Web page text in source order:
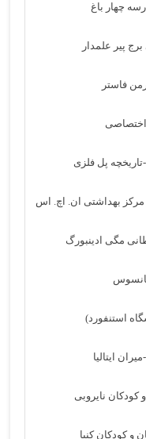
چهار باغ
پیر علمدار
اختصاصی
پل فلزی
مرکز بهداشتی ان. اچ. اس
مگی ادینبورگ
استنفورد)
ایتالیا
نایروبی
و کودکان کنیا